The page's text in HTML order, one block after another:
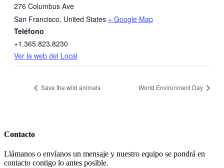
276 Columbus Ave
San Francisco, United States + Google Map
Teléfono
+1.365.823.8230
Ver la web del Local
Save the wild animals World Environment Day
Contacto
Llámanos o envíanos un mensaje y nuestro equipo se pondrá en
contacto contigo lo antes posible.